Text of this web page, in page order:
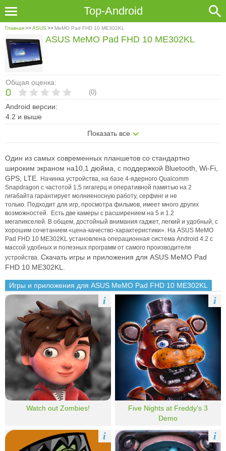
Top-Android
Главная>>ASUS>> MeMO Pad FHD 10 ME302KL
Общая оценка:
0 (0)
Android версии:
4.2 и выше
Показать все
ASUS MeMO Pad FHD 10 ME302KL
Один из самых современных планшетов со стандартно
широким экраном на10,1 дюйма, с поддержкой Bluetooth, Wi-Fi,
GPS, LTE.
Начинка устройства, на базе 4-ядерного Qualcomm
Snapdragon с частотой 1,5 гигагерц и оперативной памятью на 2
гигабайта гарантирует молниеносную работу, серфинг и не
только. Подходит для игр, просмотра фильмов, имеет много других
возможностей. Есть две камеры с расширением на 5 и 1.2
мегапикселей. В общем, достойный внимания гаджет, легкий и удобный, с
хорошим сочетанием «цена-качество-характеристики». На ASUS MeMO
Pad FHD 10 ME302KL установлена операционная система Android 4.2 с
массой удобных и полезных программ от самого производителя
устройства. Скачать игры и приложения для ASUS MeMO Pad
FHD 10 ME302KL.
Игры и приложения для ASUS MeMO Pad FHD 10 ME302KL
Watch out Zombies!
i
Five Nights at Freddy's 3
Demo
i
i i